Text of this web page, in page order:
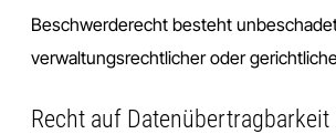
Beschwerderecht besteht
verwaltungsrechtlicher oder
Recht auf Daten­übertrag­barkeit